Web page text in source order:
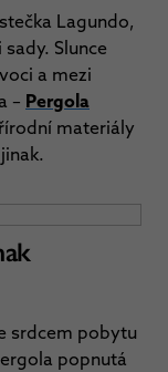
Lagundo,
Slunce
a mezi
– Pergola
materiály
srdcem pobytu
popnutá